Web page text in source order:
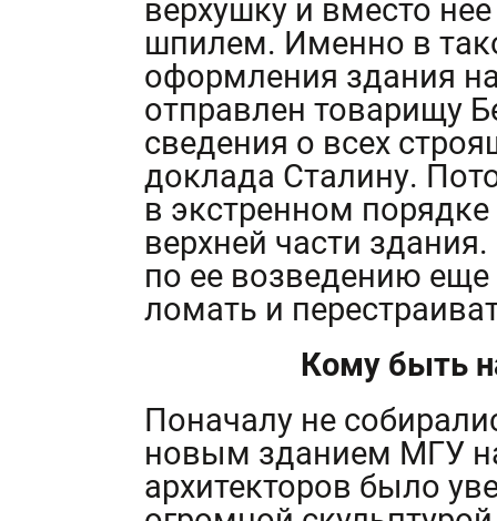
верхушку и вместо
шпилем. Именно в
оформления здания
отправлен товарищу
сведения о всех
доклада Сталину.
в экстренном
верхней части
по ее возведению еще
ломать и
Кому быть
Поначалу не
новым зданием МГУ
архитекторов было